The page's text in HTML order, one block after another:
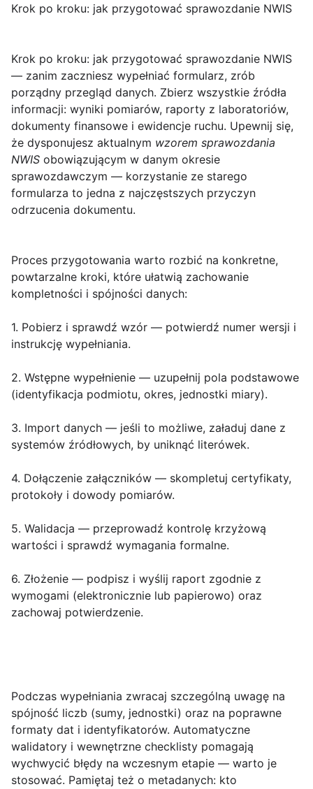
Krok po kroku: jak przygotować sprawozdanie NWIS
Krok po kroku: jak przygotować sprawozdanie NWIS
— zanim zaczniesz wypełniać formularz, zrób
porządny przegląd danych. Zbierz wszystkie źródła
informacji: wyniki pomiarów, raporty z laboratoriów,
dokumenty finansowe i ewidencje ruchu. Upewnij się,
że dysponujesz aktualnym wzorem sprawozdania
NWIS obowiązującym w danym okresie
sprawozdawczym — korzystanie ze starego
formularza to jedna z najczęstszych przyczyn
odrzucenia dokumentu.
Proces przygotowania warto rozbić na konkretne,
powtarzalne kroki, które ułatwią zachowanie
kompletności i spójności danych:
1. Pobierz i sprawdź wzór — potwierdź numer wersji i
instrukcję wypełniania.
2. Wstępne wypełnienie — uzupełnij pola podstawowe
(identyfikacja podmiotu, okres, jednostki miary).
3. Import danych — jeśli to możliwe, załaduj dane z
systemów źródłowych, by uniknąć literówek.
4. Dołączenie załączników — skompletuj certyfikaty,
protokoły i dowody pomiarów.
5. Walidacja — przeprowadź kontrolę krzyżową
wartości i sprawdź wymagania formalne.
6. Złożenie — podpisz i wyślij raport zgodnie z
wymogami (elektronicznie lub papierowo) oraz
zachowaj potwierdzenie.
Podczas wypełniania zwracaj szczególną uwagę na
spójność liczb (sumy, jednostki) oraz na poprawne
formaty dat i identyfikatorów. Automatyczne
walidatory i wewnętrzne checklisty pomagają
wychwycić błędy na wczesnym etapie — warto je
stosować. Pamiętaj też o metadanych: kto